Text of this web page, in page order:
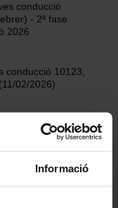
Informació
conducció
- 2ª fase
2026
conducció 10123,
02/2026)
personals
2026
i 5 febrer) 2ª